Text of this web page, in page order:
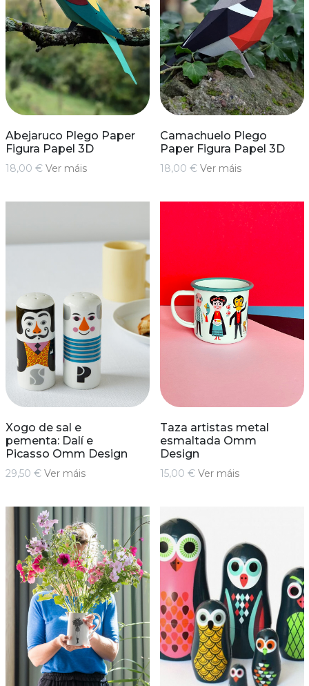
Abejaruco Plego Paper
Figura Papel 3D
18,00 € Ver máis
Camachuelo Plego
Paper Figura Papel 3D
18,00 € Ver máis
Xogo de sal e
pementa: Dalí e
Picasso Omm Design
29,50 € Ver máis
Taza artistas metal
esmaltada Omm
Design
15,00 € Ver máis